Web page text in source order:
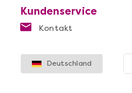
Kundenservice
Kontakt
Deutschland